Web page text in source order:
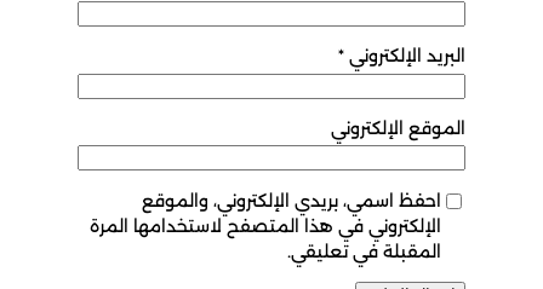
البريد الإلكتروني *
الموقع الإلكتروني
احفظ اسمي، بريدي الإلكتروني، والموقع
الإلكتروني في هذا المتصفح لاستخدامها المرة
المقبلة في تعليقي.